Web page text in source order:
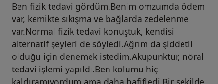
Ben fizik tedavi gördüm.Benim omzumda ödem
var, kemikte sıkışma ve bağlarda zedelenme
var.Normal fizik tedavi konuştuk, kendisi
alternatif şeyleri de söyledi.Ağrım da şiddetli
olduğu için denemek istedim.Akupunktur, nöral
tedavi işlemi yapıldı.Ben kolumu hiç
kaldıramıyordum ama daha hafifledi.Bir şekilde